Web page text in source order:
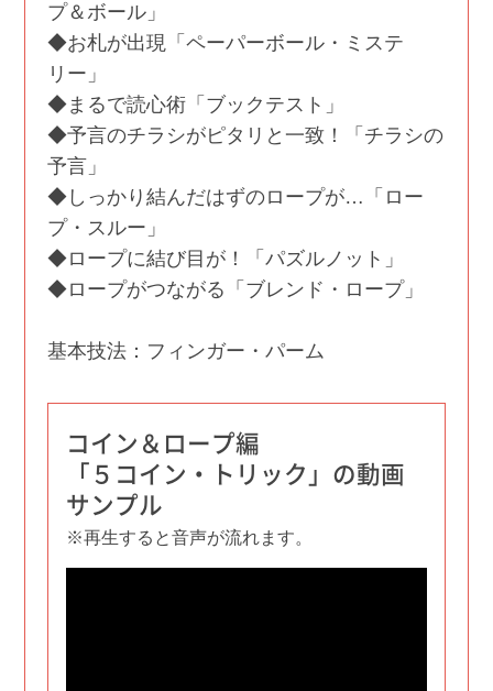
プ＆ボール」
◆お札が出現「ペーパーボール・ミステ
リー」
◆まるで読心術「ブックテスト」
◆予言のチラシがピタリと一致！「チラシの
予言」
◆しっかり結んだはずのロープが…「ロー
プ・スルー」
◆ロープに結び目が！「パズルノット」
◆ロープがつながる「ブレンド・ロープ」
基本技法：フィンガー・パーム
コイン＆ロープ編
「５コイン・トリック」の動画
サンプル
※再生すると音声が流れます。